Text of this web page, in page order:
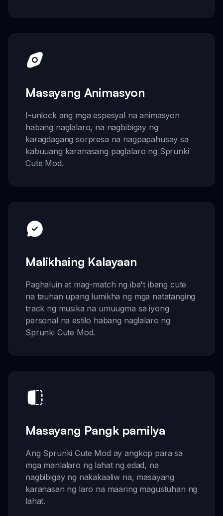
Masayang Animasyon
I-unlock ang mga espesyal na animasyon
habang naglalaro, na nagbibigay ng
karagdagang sorpresa na nagpapahusay sa
kabuuang karanasang paglalaro ng Sprunki
Cute Mod.
Malikhaing Kalayaan
Paghaluin at mag-match ng iba't ibang cute
na tauhan upang lumikha ng mga natatanging
track ng musika na umuugma sa iyong
personal na estilo habang naglalaro ng
Sprunki Cute Mod.
Masayang Pangk pamilya
Ang Sprunki Cute Mod ay angkop para sa
mga manlalaro ng lahat ng edad, na
nagbibigay ng nakakaaliw na, masayang
karanasan ng laro na maaring magustuhan ng
lahat.